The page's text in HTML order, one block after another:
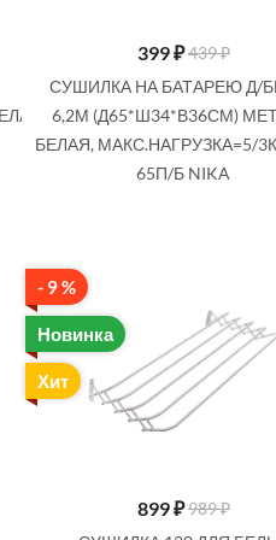
СЕРЫЙ СН120/С НИКА
Купить
399₽439 ₽
СУШИЛКА НА БАТАРЕЮ Д/
6,2М (Д65*Ш34*В36СМ)
БЕЛАЯ, МАКС.НАГРУЗКА=5/
65П/Б NIKA
- 9 %
Новинка
Хит
899₽989 ₽